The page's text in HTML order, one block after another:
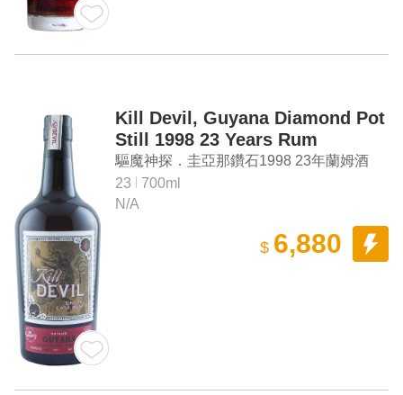
Kill Devil, Guyana Diamond Pot
Still 1998 23 Years Rum
驅魔神探．圭亞那鑽石1998 23年蘭姆酒
23
700ml
N/A
$ 6,880